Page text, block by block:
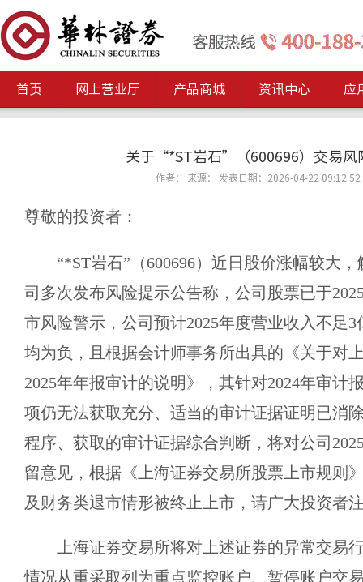
首页 网上营业厅 产品商城 资讯中心 应
关于“*ST岩石”（600696）交易风
作者： 来源： 发表日期：2026-04-22 09:12:52
尊敬的投资者：
“*ST岩石”（600696）近日股价涨幅较大
司多次发布风险提示公告称，公司股票已于
市风险警示，公司预计2025年度营业收入不足
均为负，且根据会计师事务所出具的《关于对
2025年年报审计的说明》，其针对2024年审计
项仍无法获取充分、适当的审计证据证明已消
程序、获取的审计证据综合判断，将对公司
留意见，根据《上海证券交易所股票上市规则
及财务类退市情形被终止上市，请广大投资者
上海证券交易所将对上述证券的异常交易
情况从重采取列为重点监控账户、暂停账户交